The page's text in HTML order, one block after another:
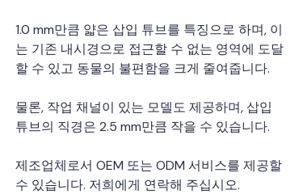
1.0 mm만큼 얇은 삽입 튜브를 특징으로 하며, 이
는 기존 내시경으로 접근할 수 없는 영역에 도달
할 수 있고 동물의 불편함을 크게 줄여줍니다.
물론, 작업 채널이 있는 모델도 제공하며, 삽입
튜브의 직경은 2.5 mm만큼 작을 수 있습니다.
제조업체로서 OEM 또는 ODM 서비스를 제공할
수 있습니다. 저희에게 연락해 주십시오.